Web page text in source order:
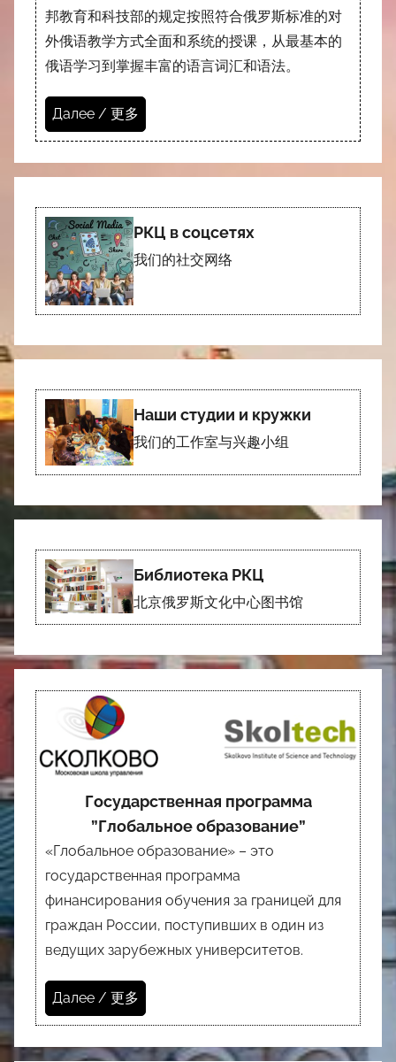
邦教育和科技部的规定按照符合俄罗斯标准的对
外俄语教学方式全面和系统的授课，从最基本的
俄语学习到掌握丰富的语言词汇和语法。
Далее / 更多
РКЦ в соцсетях
我们的社交网络
Наши студии и кружки
我们的工作室与兴趣小组
Библиотека РКЦ
北京俄罗斯文化中心图书馆
Государственная программа
”Глобальное образование”
«Глобальное образование» – это
государственная программа
финансирования обучения за границей для
граждан России, поступивших в один из
ведущих зарубежных университетов.
Далее / 更多